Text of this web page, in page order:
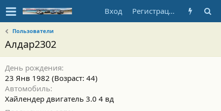
Вход Регистрация
Пользователи
Алдар2302
День рождения
23 Янв 1982 (Возраст: 44)
Автомобиль
Хайлендер двигатель 3.0 4 вд